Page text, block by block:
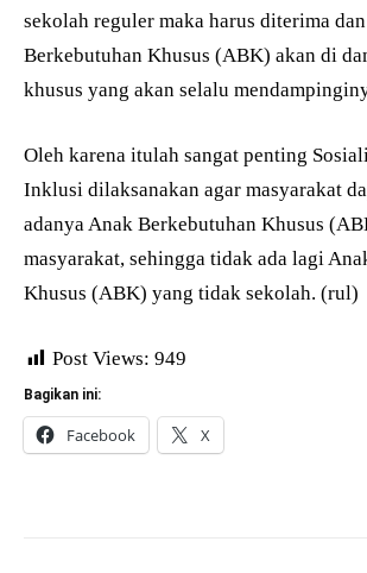
sekolah reguler maka harus diterima
Berkebutuhan Khusus (ABK) akan di
khusus yang akan selalu
Oleh karena itulah sangat penting
Inklusi dilaksanakan agar masyarakat
adanya Anak Berkebutuhan Khusus
masyarakat, sehingga tidak ada lagi
Khusus (ABK) yang tidak sekolah. (rul)
Post Views: 949
Bagikan ini:
Facebook X